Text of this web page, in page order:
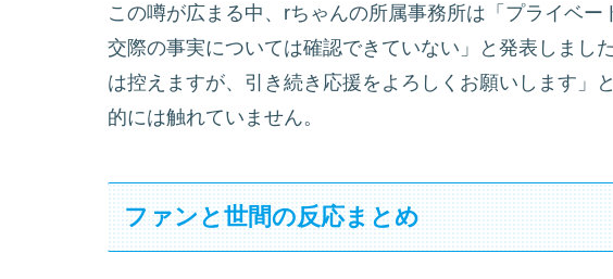
この噂が広まる中、rちゃんの所属事務所は「プライベー
交際の事実については確認できていない」と発表しまし
は控えますが、引き続き応援をよろしくお願いします」
的には触れていません。
ファンと世間の反応まとめ